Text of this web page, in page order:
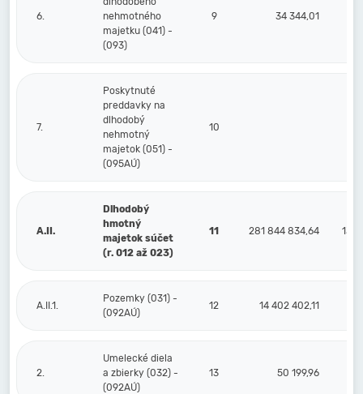
6.
nehmotného
majetku (041) -
(093)
9 34 344,01
7.
Poskytnuté
preddavky na
dlhodobý
nehmotný
majetok (051) -
(095AÚ)
10
A.II.
Dlhodobý
hmotný
majetok súčet
(r. 012 až 023)
11 281 844 834,64 139
A.II.1.
Pozemky (031) -
(092AÚ)
12 14 402 402,11
2.
Umelecké diela
a zbierky (032) -
(092AÚ)
13 50 199,96